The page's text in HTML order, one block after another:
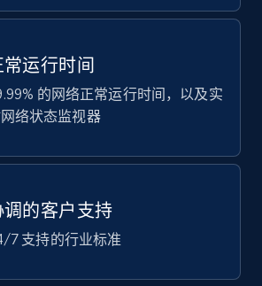
常运行时间
的网络正常运行时间，以及实
络状态监视器
调的客户支持
7 支持的行业标准